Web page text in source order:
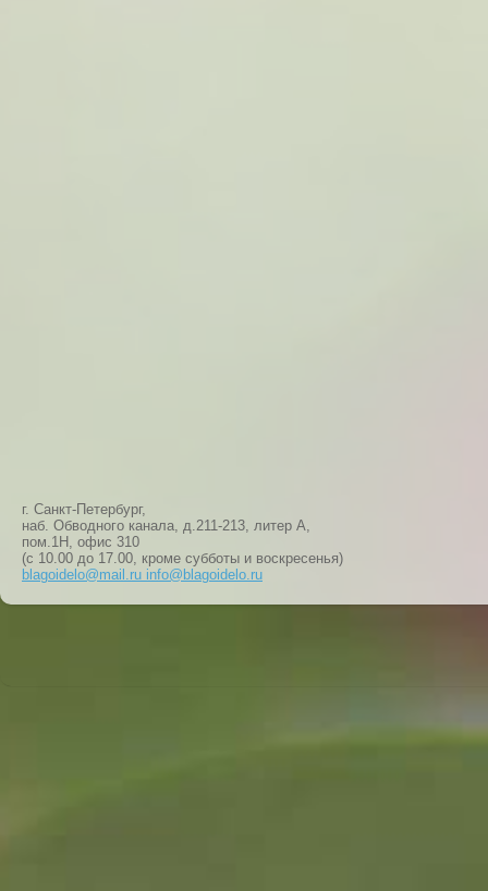
г. Санкт-Петербург,
наб. Обводного канала, д.211-213, литер А,
пом.1Н, офис 310
(с 10.00 до 17.00, кроме субботы и воскресенья)
blagoidelo@mail.ru info@blagoidelo.ru